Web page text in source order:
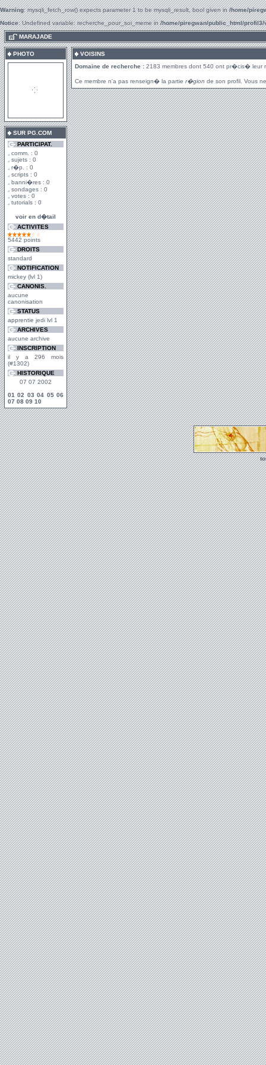
Warning: mysqli_fetch_row() expects parameter 1 to be mysqli_result, bool given in/home/
Notice: Undefined variable: recherche_pour_soi_meme in/home/piregwan/public_html/
MARAJADE
PHOTO
SUR PG.COM
PARTICIPAT.
comm. : 0
sujets : 0
r�p. : 0
scripts : 0
banni�res : 0
sondages : 0
votes : 0
tutorials : 0
voir en d�tail
ACTIVITES
5442 points
DROITS
standard
NOTIFICATION
mickey (lvl 1)
CANONIS.
aucune
canonisation
STATUS
apprentie jedi lvl 1
ARCHIVES
aucune archive
INSCRIPTION
il y a 296 mois
(#1302)
HISTORIQUE
07 07 2002
01 02 03 04 05 06
07 08 09 10
VOISINS
Domaine de recherche : 2183 membres dont 540 ont pr�cis� leur
Ce membre n'a pas renseign� la partie r�gion de son profil. Vous